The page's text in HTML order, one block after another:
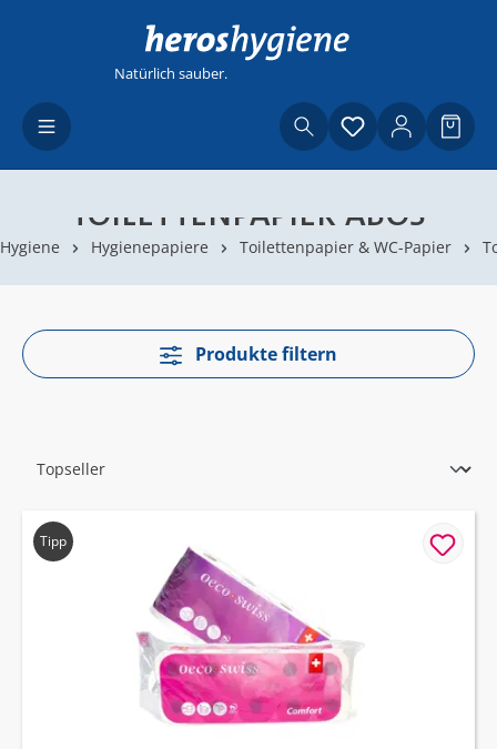
Zum Hauptinhalt springen
Natürlich sauber.
Du hast 0
TOILETTENPAPIER ABOS
Hygiene Hygienepapiere Toilettenpapier & WC-Papier
Produkte filtern
Tipp